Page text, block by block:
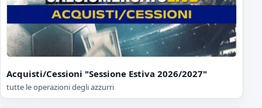
Acquisti/Cessioni "Sessione Estiva 2026/2027"
tutte le operazioni degli azzurri